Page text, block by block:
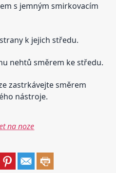
s jemným smirkovacím
k jejich středu.
nehtů směrem ke středu.
zastrkávejte směrem
nástroje.
na noze